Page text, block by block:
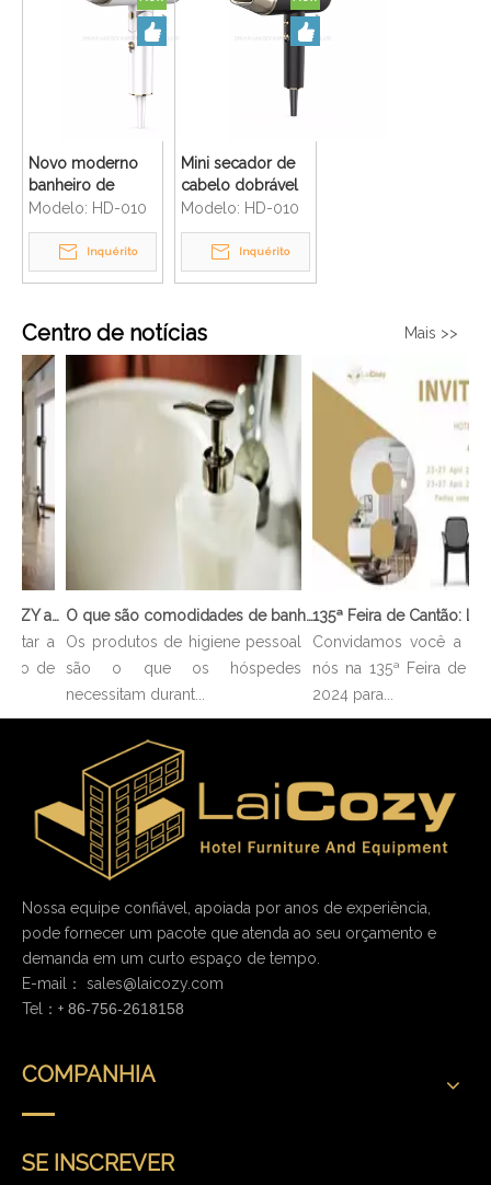
Novo moderno
banheiro de
segurança do
hotel compacto
prático mini
secador de
Modelo: HD-010
Inquérito
Mini secador de
cabelo dobrável
de tamanho
compacto para
quarto de hotel
de boa qualidade
Modelo: HD-010
Inquérito
Centro de notícias Mais >>
136ª Feira de Cantão: LAICOZY apresenta o futuro dos móveis para hotéis e utensílios de buffet
a
de
O que são comodidades de banheiro?
Os produtos de higiene pessoal
são o que os hóspedes
necessitam durant...
Convidamos você a se
nós na 135ª Feira de
2024 para...
Nossa equipe confiável, apoiada por anos de experiência,
pode fornecer um pacote que atenda ao seu orçamento e
demanda em um curto espaço de tempo.
E-mail： sales@laicozy.com
Tel：+ 86-756-2618158
COMPANHIA
SE INSCREVER